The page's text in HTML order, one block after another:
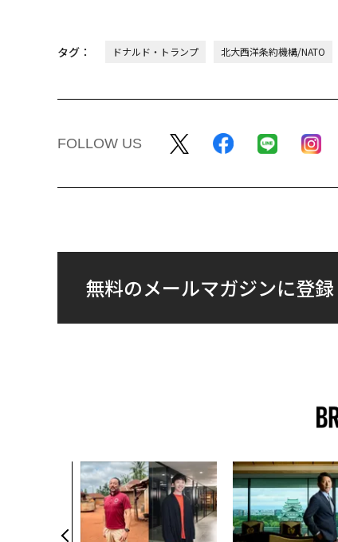
タグ： ドナルド・トランプ 北大西洋条約機構/NATO
FOLLOW US
無料のメールマガジンに登録